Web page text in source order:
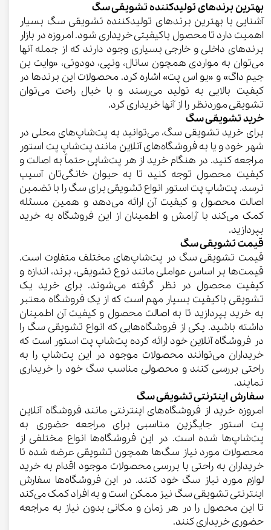
بهترین برندهای تولیدکننده تشویقی سگ
آشنایی با بهترین برندهای تولیدکننده تشویقی سگ بسیار
اهمیت دارد تا محصول باکیفیتی خریداری شود. امروزه در بازار
برندهای داخلی و خارجی بسیاری وجود دارند که از جمله آنها
می‌توان به مواردی همچون سانال، ونپی، دودوتی، «وایت بن
جیم داگ» و «یو اس پت» اشاره کرد. محصولات این برندها در
کیفیت بالایی به تولید می‌رسند و با خیال راحت می‌توان
تشویقی موردنظر را از آنها خریداری کرد.
خرید تشویقی سگ
برای خرید تشویقی سگ، می‌توانید به پت‌شاپ‌های محلی در
شهر خود و یا به فروشگاه‌های آنلاین مانند پت‌شاپ پت استور
مراجعه کنید. در هنگام خرید از هر پت‌شاپی حتماً به اصالت و
کیفیت محصول توجه کنید تا به حیوان خانگی‌تان آسیب
نرسد. پت‌شاپ پت استور انواع تشویقی برای سگ را با تضمین
اصالت محصول و کیفیت آن ارائه می‌دهد و همین مسئله
کمک می‌کند با آرامش و اطمینان از این فروشگاه به خرید
بپردازید.
قیمت تشویقی سگ
قیمت تشویقی سگ در پت‌شاپ‌های مختلف متفاوت است.
قیمت‌ها بر اساس عواملی مانند نوع تشویقی، برند، اندازه و
کیفیت محصول در نظر گرفته می‌شوند. برای خرید یک
تشویقی باکیفیت بسیار مهم است که از یک فروشگاه معتبر
به خرید بپردازید تا به اصالت محصول و کیفیت آن اطمینان
داشته باشید. یکی از فروشگاه‌هایی که انواع تشویقی سگ را
در فروشگاه آنلاین خود ارائه کرده پت‌شاپ پت استور است که
خریداران می‌توانند محصولات موجود در این پت‌شاپ را به
راحتی بررسی کنند و محصولی مناسب سگ خود را خریداری
نمایند.
سفارش اینترنتی تشویقی سگ
امروزه خرید از فروشگاه‌های اینترنتی مانند فروشگاه آنلاین
پت استور جایگزین مناسبی برای مراجعه حضوری به
پت‌شاپ‌ها شده است. در این فروشگاه‌ها انواع مختلفی از
محصولات مورد نیاز سگ‌ها همچون تشویقی عرضه شده تا
خریداران به راحتی با بررسی محصولات موجود اقدام به خرید
لوازم مورد نیاز سگ خود کنند. در این فروشگاه‌ها سفارش
اینترنتی تشویقی سگ نیز ممکن است و به افراد کمک می‌کند
تا این محصول را در هر زمان و مکانی بدون نیاز به مراجعه
حضوری خریداری کنند.